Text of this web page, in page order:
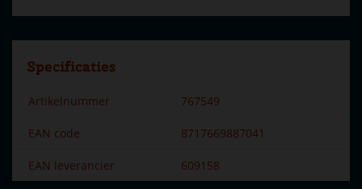
Specificaties
Artikelnummer 767549
EAN code 8717669887041
EAN leverancier 609158